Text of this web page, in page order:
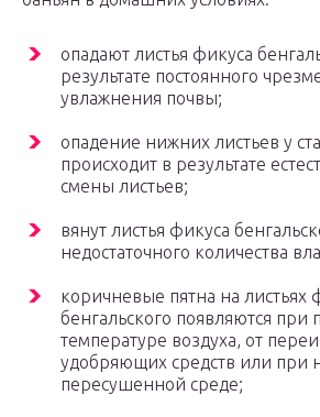
опадают листья фикуса
результате постоянного
увлажнения почвы;
опадение нижних листьев у
происходит в результате
смены листьев;
вянут листья фикуса
недостаточного количества
коричневые пятна на листьях
бенгальского появляются
температуре воздуха, от
удобряющих средств или при
пересушенной среде;